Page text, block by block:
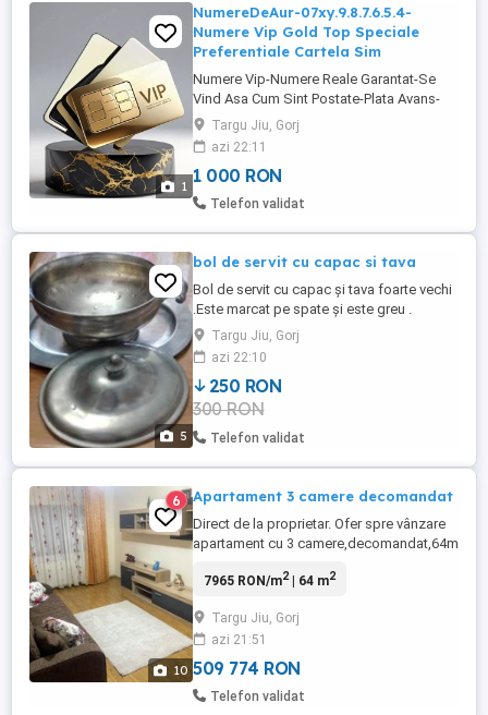
1
NumereDeAur-07xy.9.8.7.6.5.4-
Numere Vip Gold Top Speciale
Preferentiale Cartela Sim
Numere Vip-Numere Reale Garantat-Se
Vind Asa Cum Sint Postate-Plata Avans-
NU Trimit Colete Ramburs-NU Se Divulga
Numarul Complet-NU Se Negocieaza
Absolut Nimic-Vind In Conditiile
Mentionate-Sau Deloc-Multumesc
Targu Jiu, Gorj
azi 22:11
1 000 RON
Telefon validat
5
bol de servit cu capac si tava
Bol de servit cu capac și tava foarte vechi
.Este marcat pe spate și este greu .
Targu Jiu, Gorj
azi 22:10
250 RON
300 RON
Telefon validat
10
6 Apartament 3 camere decomandat
Direct de la proprietar. Ofer spre vânzare
apartament cu 3 camere,decomandat,64m
Jiu,parter înalt (110 cm),mobilat,echipat
gaz Ariston - masina de spalat rufe
Beko(în garanție 5 ani) - cuptor cu
microunde - aragaz ...
7965 RON/m2| 64 m2
Targu Jiu, Gorj
azi 21:51
509 774 RON
Telefon validat